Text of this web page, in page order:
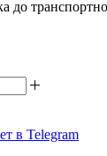
до
в Telegram